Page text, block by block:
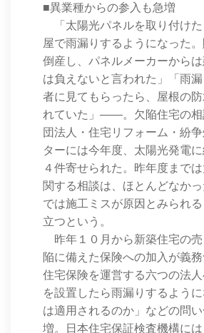
■異業種からの参入も急増
「太陽光パネルを取り付けた
屋で雨漏りするようになった
倒産し、パネルメーカーから
は負えないと言われた」「雨
者に見てもらったら、屋根の
れていた」――。欠陥住宅の相
団法人・住宅リフォーム・紛
ターには今年度、太陽光発電
４件寄せられた。昨年度まで
関する相談は、ほとんどなか
では施工ミスが原因とみられ
立つという。
昨年１０月から新築住宅の売
陥に備えた保険への加入が義務
住宅保険を運営する六つの法
を設置したら雨漏りするよう
は適用されるのか」などの問
増。日本住宅保証検査機構に